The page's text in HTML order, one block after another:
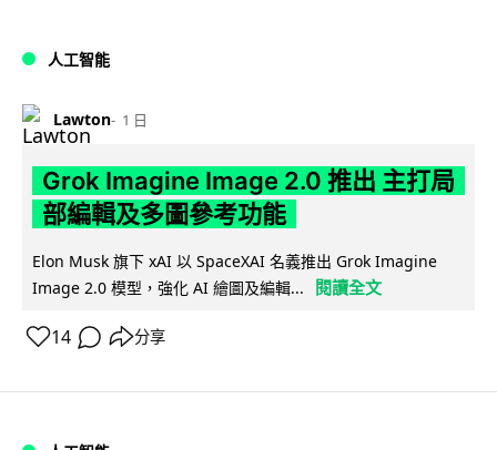
人工智能
Lawton 1 日
Grok Imagine Image 2.0 推出 主打局
部編輯及多圖參考功能
Elon Musk 旗下 xAI 以 SpaceXAI 名義推出 Grok Imagine
Image 2.0 模型，強化 AI 繪圖及編輯...
閱讀全文
14 分享